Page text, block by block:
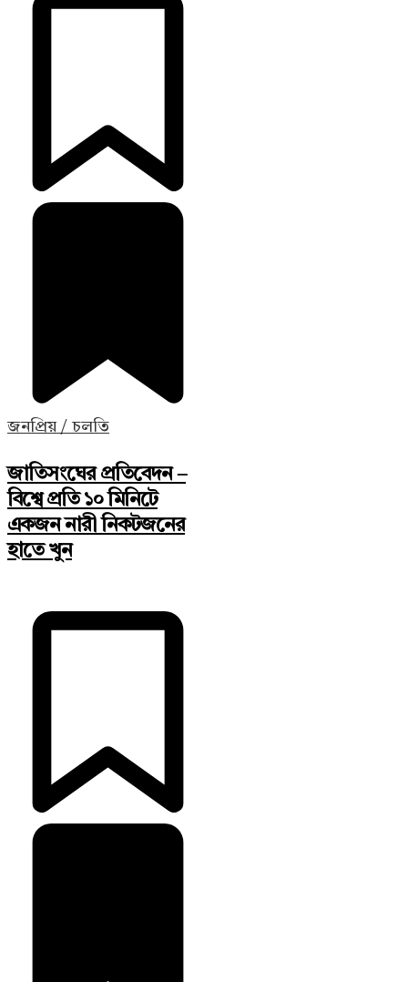
জনপ্রিয় / চলতি
জাতিসংঘের প্রতিবেদন –
বিশ্বে প্রতি ১০ মিনিটে
একজন নারী নিকটজনের
হাতে খুন